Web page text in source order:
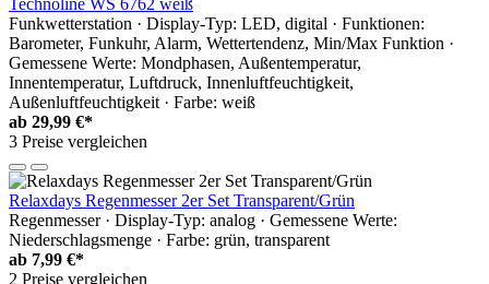
Funkwetterstation · Display-Typ: LED, digital · Funktionen:
Barometer, Funkuhr, Alarm, Wettertendenz, Min/Max Funktion ·
Gemessene Werte: Mondphasen, Außentemperatur,
Innentemperatur, Luftdruck, Innenluftfeuchtigkeit,
Außenluftfeuchtigkeit · Farbe: weiß
ab 29,99 €*
3 Preise vergleichen
Relaxdays Regenmesser 2er Set Transparent/Grün
Regenmesser · Display-Typ: analog · Gemessene Werte:
Niederschlagsmenge · Farbe: grün, transparent
ab 7,99 €*
2 Preise vergleichen